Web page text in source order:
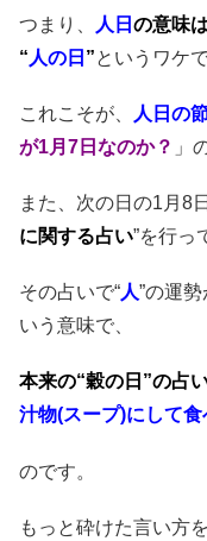
つまり、 人日 の意味
“ 人の日 ”というワケで
これこそが、 人日の
が1月7日なのか？ 」
また、次の日の1月8
に関する占い”を行っ
その占いで“人”の運
いう意味で、
本来の“穀の日”の占
汁物(スープ)にして食
のです。
もっと砕けた言い方